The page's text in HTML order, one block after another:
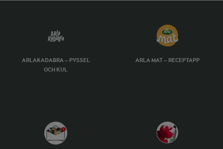
ARLAKADABRA – PYSSEL
OCH KUL
ARLA MAT – RECEPTAPP